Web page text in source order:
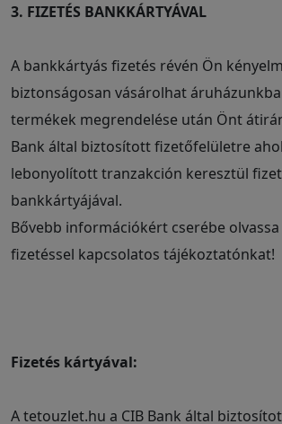
3. FIZETÉS BANKKÁRTYÁVAL
A bankkártyás fizetés révén Ön
biztonságosan vásárolhat
termékek megrendelése után Önt
Bank által biztosított fizetőfelületre
lebonyolított tranzakción keresztül
bankkártyájával.
Bővebb információkért cserébe
fizetéssel kapcsolatos tájékoztatónkat!
Fizetés kártyával:
A tetouzlet.hu a CIB Bank által